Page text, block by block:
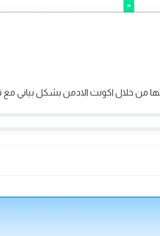
من خلال اكونت الادمن بشكل بياني